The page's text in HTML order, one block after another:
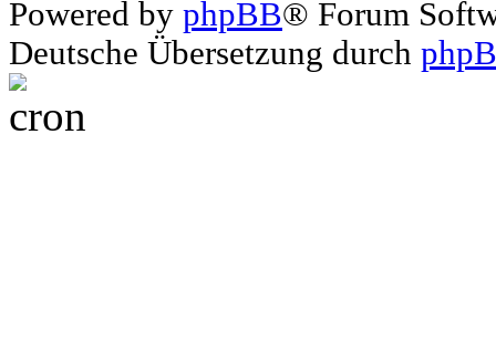
Powered by phpBB® Forum
Deutsche Übersetzung durch